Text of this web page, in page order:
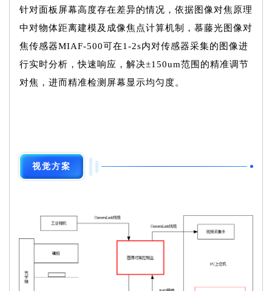
针对面板屏幕高度存在差异的情况，依据图像对焦原理
中对物体距离建模及成像焦点计算机制，慕藤光图像对
焦传感器MIAF-500可在1-2s内对传感器采集的图像进
行实时分析，快速响应，解决±150um范围的精准调节
对焦，进而精准检测屏幕显示均匀度。
视觉方案